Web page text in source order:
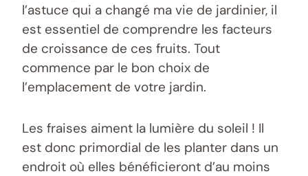
l’astuce qui a changé ma vie de jardinier, il
est essentiel de comprendre les facteurs
de croissance de ces fruits. Tout
commence par le bon choix de
l’emplacement de votre jardin.
Les fraises aiment la lumière du soleil ! Il
est donc primordial de les planter dans un
endroit où elles bénéficieront d’au moins